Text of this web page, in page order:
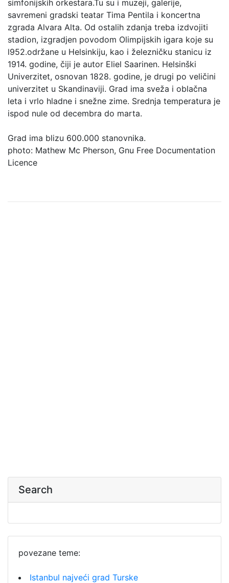
simfonijskih orkestara.Tu su i muzeji, galerije,
savremeni gradski teatar Tima Pentila i koncertna
zgrada Alvara Alta. Od ostalih zdanja treba izdvojiti
stadion, izgradjen povodom Olimpijskih igara koje su
l952.održane u Helsinkiju, kao i železničku stanicu iz
1914. godine, čiji je autor Eliel Saarinen. Helsinški
Univerzitet, osnovan 1828. godine, je drugi po veličini
univerzitet u Skandinaviji. Grad ima sveža i oblačna
leta i vrlo hladne i snežne zime. Srednja temperatura je
ispod nule od decembra do marta.
Grad ima blizu 600.000 stanovnika.
photo: Mathew Mc Pherson, Gnu Free Documentation
Licence
Search
povezane teme:
Istanbul najveći grad Turske